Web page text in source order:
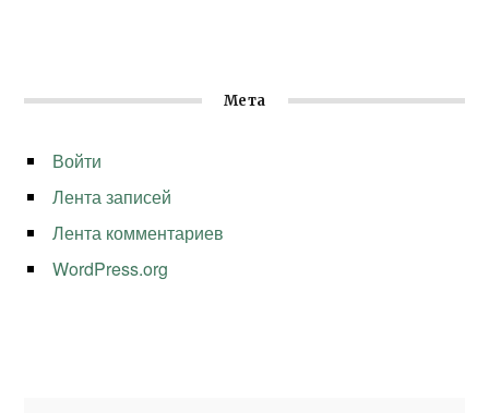
Мета
Войти
Лента записей
Лента комментариев
WordPress.org